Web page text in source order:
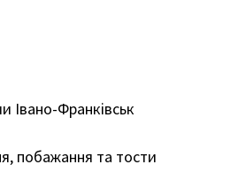
Івано-Франківськ
побажання та тости